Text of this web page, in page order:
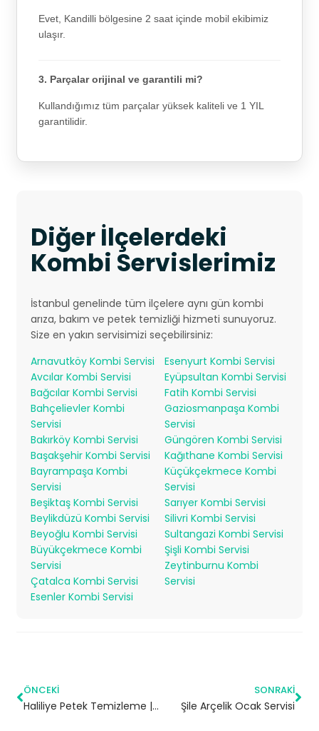
Evet, Kandilli bölgesine 2 saat içinde mobil ekibimiz
ulaşır.
3. Parçalar orijinal ve garantili mi?
Kullandığımız tüm parçalar yüksek kaliteli ve 1 YIL
garantilidir.
Diğer İlçelerdeki
Kombi Servislerimiz
İstanbul genelinde tüm ilçelere aynı gün kombi
arıza, bakım ve petek temizliği hizmeti sunuyoruz.
Size en yakın servisimizi seçebilirsiniz:
Arnavutköy Kombi Servisi
Avcılar Kombi Servisi
Bağcılar Kombi Servisi
Bahçelievler Kombi
Servisi
Bakırköy Kombi Servisi
Başakşehir Kombi Servisi
Bayrampaşa Kombi
Servisi
Beşiktaş Kombi Servisi
Beylikdüzü Kombi Servisi
Beyoğlu Kombi Servisi
Büyükçekmece Kombi
Servisi
Çatalca Kombi Servisi
Esenler Kombi Servisi
Esenyurt Kombi Servisi
Eyüpsultan Kombi Servisi
Fatih Kombi Servisi
Gaziosmanpaşa Kombi
Servisi
Güngören Kombi Servisi
Kağıthane Kombi Servisi
Küçükçekmece Kombi
Servisi
Sarıyer Kombi Servisi
Silivri Kombi Servisi
Sultangazi Kombi Servisi
Şişli Kombi Servisi
Zeytinburnu Kombi
Servisi
ÖNCEKI
Haliliye Petek Temizleme | Şanlıurfa
SONRAKI
Şile Arçelik Ocak Servisi